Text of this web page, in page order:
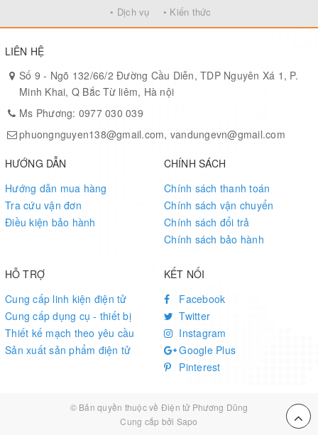
• Dịch vụ • Kiến thức
LIÊN HỆ
Số 9 - Ngõ 132/66/2 Đường Cầu Diễn, TDP Nguyên Xá 1, P.
Minh Khai, Q Bắc Từ liêm, Hà nội
Ms Phương: 0977 030 039
phuongnguyen138@gmail.com, vandungevn@gmail.com
HƯỚNG DẪN
Hướng dẫn mua hàng
Tra cứu vận đơn
Điều kiện bảo hành
CHÍNH SÁCH
Chính sách thanh toán
Chính sách vận chuyển
Chính sách đổi trả
Chính sách bảo hành
HỖ TRỢ
Cung cấp linh kiện điện tử
Cung cấp dụng cụ - thiết bị
Thiết kế mạch theo yêu cầu
Sản xuất sản phẩm điện tử
KẾT NỐI
Facebook
Twitter
Instagram
Google Plus
Pinterest
© Bản quyền thuộc về Điện tử Phương Dũng
Cung cấp bởi Sapo